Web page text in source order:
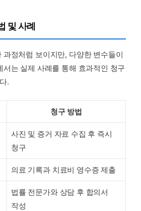
및 사례
과정처럼 보이지만, 다양한 변수들이
서는 실제 사례를 통해 효과적인 청구
.
청구 방법
사진 및 증거 자료 수집 후 즉시
청구
의료 기록과 치료비 영수증 제출
법률 전문가와 상담 후 합의서
작성